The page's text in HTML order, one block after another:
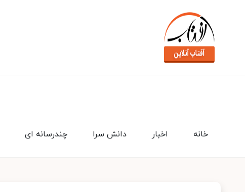
چندرسانه ای دانش سرا اخبار خانه